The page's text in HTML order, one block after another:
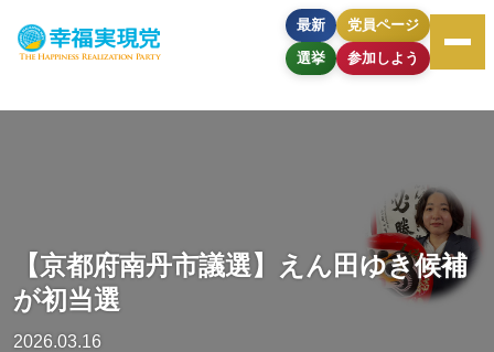
最新
選挙
党員ページ
参加しよう
【京都府南丹市議選】えん田ゆき候補
が初当選
2026.03.16